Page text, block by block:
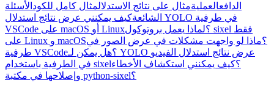
الدافعالعمليةمثال على نتائج الاستدلالمثال كامل للكود الأسئلة
الشائعةكيف يمكنني عرض نتائج استدلال YOLO في طرفية
VSCode على macOS أو Linux؟لماذا يعمل بروتوكول sixel فقط
على Linux و macOS؟ماذا لو واجهت مشكلات في عرض الصور في
طرفية VSCode؟هل يمكن لـ YOLO عرض نتائج استدلال الفيديو
في الطرفية باستخدام sixel؟كيف يمكنني استكشاف الأخطاء
وإصلاحها في مكتبة python-sixel؟